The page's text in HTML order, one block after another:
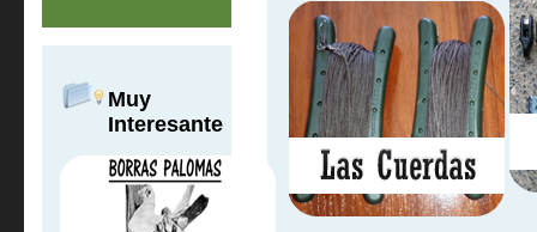
Muy
Interesante